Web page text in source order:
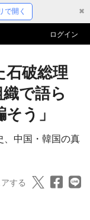
で開く ✖
ログイン
石破総理
で語ら
う」
、中国・韓国の真
する